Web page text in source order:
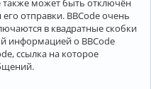
отправки. BBCode очень
в квадратные скобки
информацией о BBCode
ссылка на которое